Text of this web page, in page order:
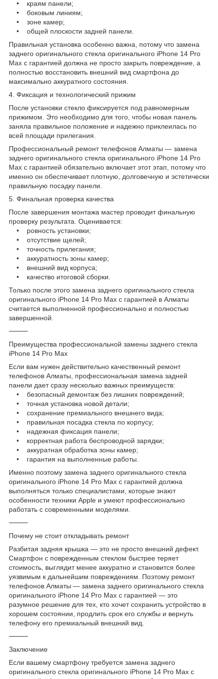
• краям панели;
• боковым линиям;
• зоне камер;
• общей плоскости задней панели.
Правильная установка особенно важна, потому что замена
заднего оригинального стекла оригинального iPhone 14 Pro
Max с гарантией должна не просто закрыть повреждение, а
полностью восстановить внешний вид смартфона до
максимально аккуратного состояния.
4. Фиксация и технологический прижим
После установки стекло фиксируется под равномерным
прижимом. Это необходимо для того, чтобы новая панель
заняла правильное положение и надежно приклеилась по
всей площади прилегания.
Профессиональный ремонт телефонов Алматы — замена
заднего оригинального стекла оригинального iPhone 14 Pro
Max с гарантией обязательно включает этот этап, потому что
именно он обеспечивает плотную, долговечную и эстетически
правильную посадку панели.
5. Финальная проверка качества
После завершения монтажа мастер проводит финальную
проверку результата. Оценивается:
• ровность установки;
• отсутствие щелей;
• точность прилегания;
• аккуратность зоны камер;
• внешний вид корпуса;
• качество итоговой сборки.
Только после этого замена заднего оригинального стекла
оригинального iPhone 14 Pro Max с гарантией в Алматы
считается выполненной профессионально и полностью
завершенной.
⸻
Преимущества профессиональной замены заднего стекла
iPhone 14 Pro Max
Если вам нужен действительно качественный ремонт
телефонов Алматы, профессиональная замена задней
панели дает сразу несколько важных преимуществ:
• безопасный демонтаж без лишних повреждений;
• точная установка новой детали;
• сохранение премиального внешнего вида;
• правильная посадка стекла по корпусу;
• надежная фиксация панели;
• корректная работа беспроводной зарядки;
• аккуратная обработка зоны камер;
• гарантия на выполненные работы.
Именно поэтому замена заднего оригинального стекла
оригинального iPhone 14 Pro Max с гарантией должна
выполняться только специалистами, которые знают
особенности техники Apple и умеют профессионально
работать с современными моделями.
⸻
Почему не стоит откладывать ремонт
Разбитая задняя крышка — это не просто внешний дефект.
Смартфон с поврежденным стеклом быстрее теряет
стоимость, выглядит менее аккуратно и становится более
уязвимым к дальнейшим повреждениям. Поэтому ремонт
телефонов Алматы — замена заднего оригинального стекла
оригинального iPhone 14 Pro Max с гарантией — это
разумное решение для тех, кто хочет сохранить устройство в
хорошем состоянии, продлить срок его службы и вернуть
телефону его премиальный внешний вид.
⸻
Заключение
Если вашему смартфону требуется замена заднего
оригинального стекла оригинального iPhone 14 Pro Max с